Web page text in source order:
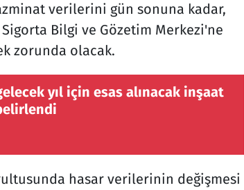
verilerini gün sonuna kadar,
Bilgi ve Gözetim Merkezi'ne
zorunda olacak.
yıl için esas alınacak inşaat
hasar verilerinin değişmesi